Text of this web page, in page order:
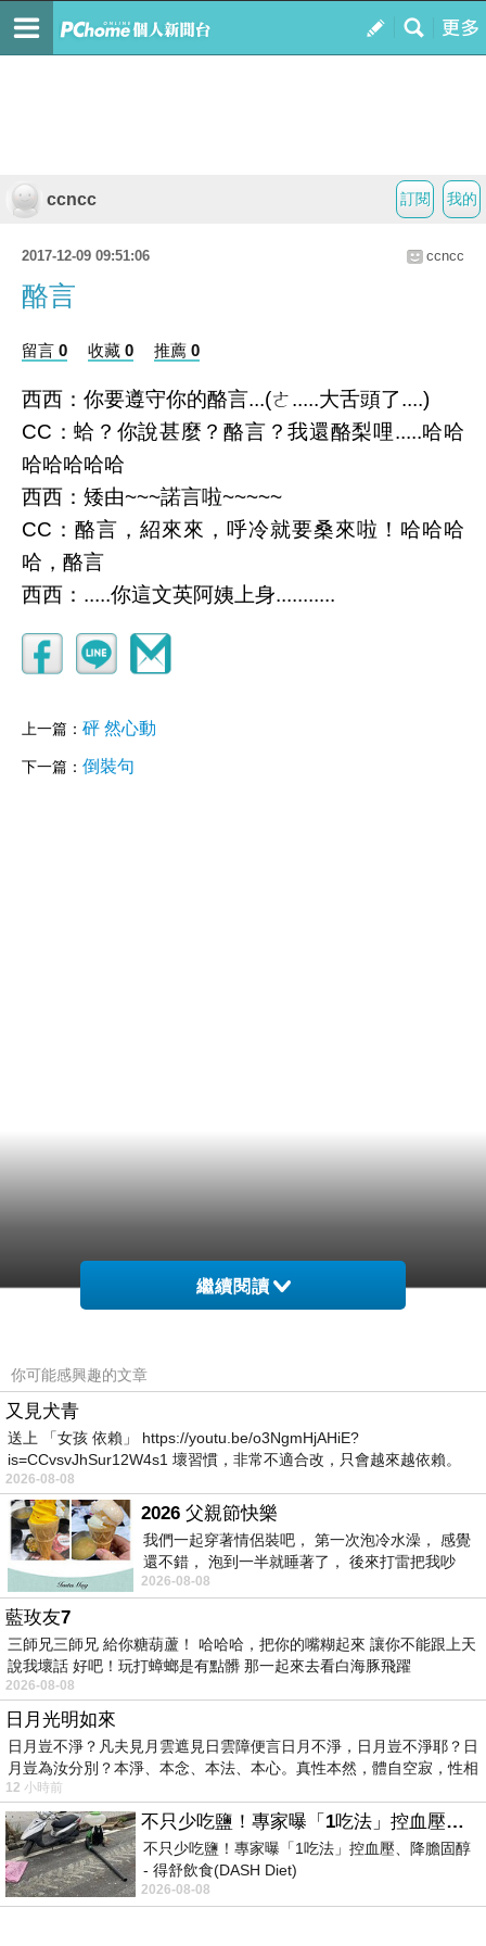
我的
訂閱
ccncc
2017-12-09 09:51:06 ccncc
酪言
留言 0 收藏 0 推薦 0
西西：你要遵守你的酪言...(ㄜ.....大舌頭了....)
CC：蛤？你說甚麼？酪言？我還酪梨哩.....哈哈
哈哈哈哈哈
西西：矮由~~~諾言啦~~~~~
CC：酪言，紹來來，呼冷就要桑來啦！哈哈哈
哈，酪言
西西：.....你這文英阿姨上身...........
上一篇： 砰 然心動
下一篇： 倒裝句
繼續閱讀
你可能感興趣的文章
又見犬青
送上 「女孩 依賴」 https://youtu.be/o3NgmHjAHiE?
is=CCvsvJhSur12W4s1 壞習慣，非常不適合改，只會越來越依賴。
我害怕的
2026-08-08
2026 父親節快樂
我們一起穿著情侶裝吧， 第一次泡冷水澡， 感覺
還不錯， 泡到一半就睡著了， 後來打雷把我吵
醒， 手
2026-08-08
藍玫友7
三師兄三師兄 給你糖葫蘆！ 哈哈哈，把你的嘴糊起來 讓你不能跟上天
說我壞話 好吧！玩打蟑螂是有點髒 那一起來去看白海豚飛躍
2026-08-08
日月光明如來
日月豈不淨？凡夫見月雲遮見日雲障便言日月不淨，日月豈不淨耶？日
月豈為汝分別？本淨、本念、本法、本心。真性本然，體自空寂，性相
12 小時前
不只少吃鹽！專家曝「1吃法」控血壓、降膽固醇 - 得舒飲食(DASH Diet)
不只少吃鹽！專家曝「1吃法」控血壓、降膽固醇
- 得舒飲食(DASH Diet)
https://www.facebook.com/dietitiansophia/
2026-08-08